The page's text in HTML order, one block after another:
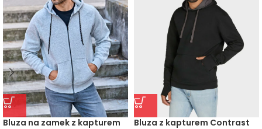
Bluza na zamek z kapturem
Bluza z kapturem Contrast